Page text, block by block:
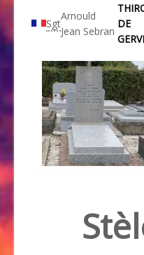
Sgt
Arnould
Jean Sebran
DE